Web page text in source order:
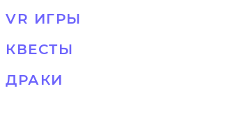
VR ИГРЫ
КВЕСТЫ
ДРАКИ